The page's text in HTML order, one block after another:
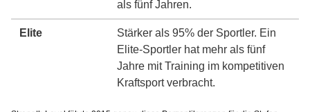
als fünf Jahren.
Elite
Stärker als 95% der Sportler. Ein
Elite-Sportler hat mehr als fünf
Jahre mit Training im kompetitiven
Kraftsport verbracht.